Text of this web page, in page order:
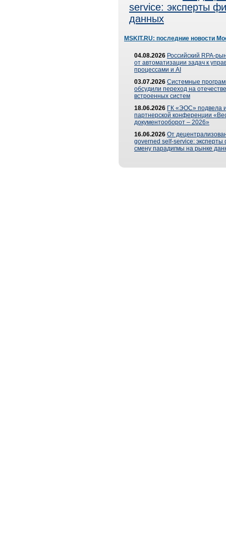
service: эксперты
данных
MSKIT.RU: последние новости
04.08.2026 Российский RPA-
от автоматизации задач к
процессами и AI
03.07.2026 Системные
обсудили переход на
встроенных систем
18.06.2026 ГК «ЭОС» подвела
партнерской конференции
документооборот – 2026»
16.06.2026 От
governed self-service: эксперты
смену парадигмы на рынке